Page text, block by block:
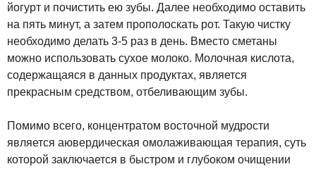
йогурт и почистить ею зубы. Далее необходимо оставить
на пять минут, а затем прополоскать рот. Такую чистку
необходимо делать 3-5 раз в день. Вместо сметаны
можно использовать сухое молоко. Молочная кислота,
содержащаяся в данных продуктах, является
прекрасным средством, отбеливающим зубы.
Помимо всего, концентратом восточной мудрости
является аювердическая омолаживающая терапия, суть
которой заключается в быстром и глубоком очищении